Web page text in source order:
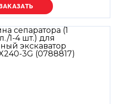
цену